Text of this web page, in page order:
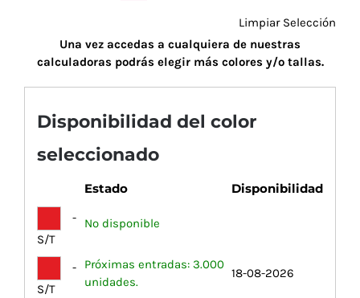
Limpiar Selección
Una vez accedas a cualquiera de nuestras
calculadoras podrás elegir más colores y/o tallas.
Disponibilidad del color
seleccionado
Estado Disponibilidad
-
S/T
No disponible
-
S/T
Próximas entradas: 3.000
unidades.
18-08-2026